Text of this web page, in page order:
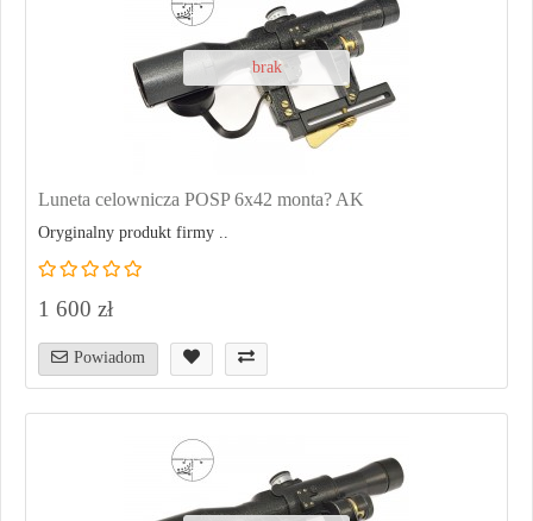
brak
Luneta celownicza POSP 6x42 monta? AK
Oryginalny produkt firmy ..
1 600 zł
Powiadom